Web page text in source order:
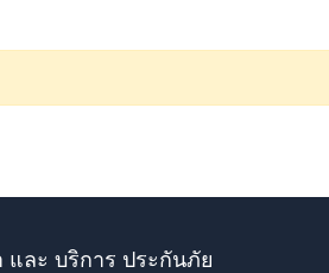
และ บริการ ประกันภัย